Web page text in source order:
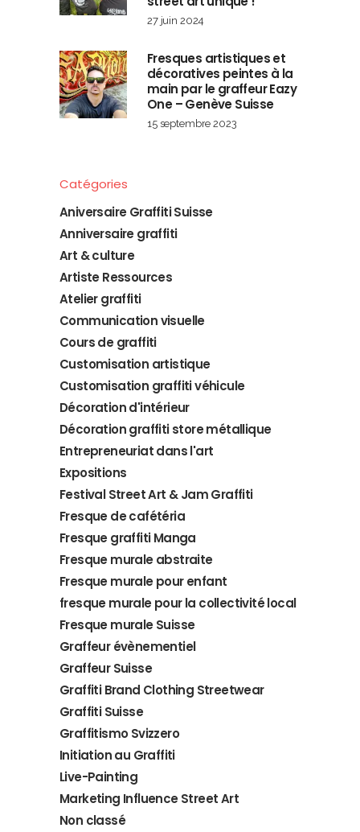
27 juin 2024
Fresques artistiques et
décoratives peintes à la
main par le graffeur Eazy
One – Genève Suisse
15 septembre 2023
Catégories
Aniversaire Graffiti Suisse
Anniversaire graffiti
Art & culture
Artiste Ressources
Atelier graffiti
Communication visuelle
Cours de graffiti
Customisation artistique
Customisation graffiti véhicule
Décoration d'intérieur
Décoration graffiti store métallique
Entrepreneuriat dans l'art
Expositions
Festival Street Art & Jam Graffiti
Fresque de cafétéria
Fresque graffiti Manga
Fresque murale abstraite
Fresque murale pour enfant
fresque murale pour la collectivité local
Fresque murale Suisse
Graffeur évènementiel
Graffeur Suisse
Graffiti Brand Clothing Streetwear
Graffiti Suisse
Graffitismo Svizzero
Initiation au Graffiti
Live-Painting
Marketing Influence Street Art
Non classé